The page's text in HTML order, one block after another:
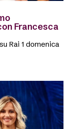
Francesca
Rai 1 domenica